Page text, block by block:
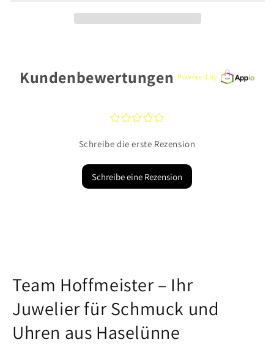
Kundenbewertungen Powered by
¤¤¤¤¤
Schreibe die erste Rezension
Schreibe eine Rezension
Team Hoffmeister – Ihr
Juwelier für Schmuck und
Uhren aus Haselünne